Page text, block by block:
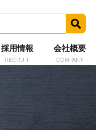
採用情報
RECRUIT
会社概要
COMPANY